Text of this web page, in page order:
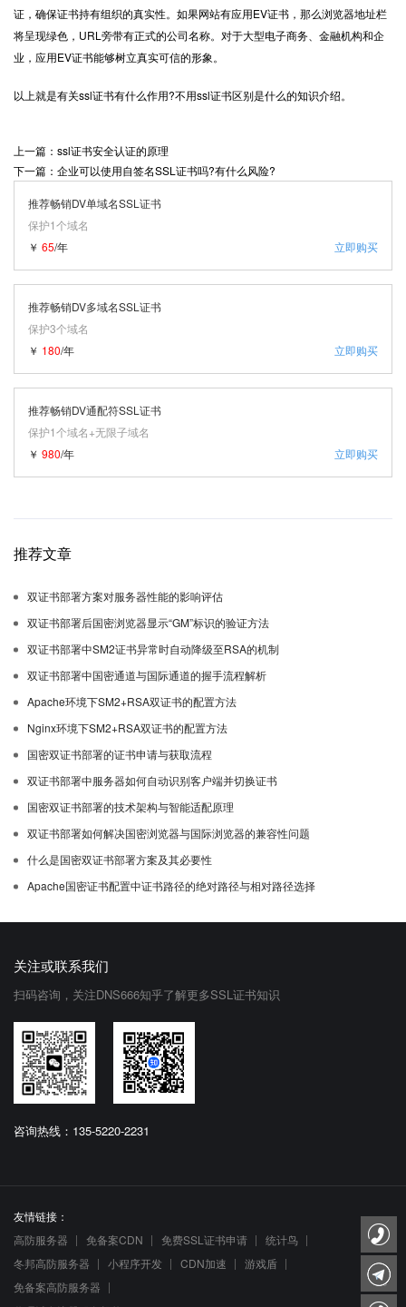
证，确保证书持有组织的真实性。如果网站有应用EV证书，那么浏览器地址栏
将呈现绿色，URL旁带有正式的公司名称。对于大型电子商务、金融机构和企
业，应用EV证书能够树立真实可信的形象。
以上就是有关ssl证书有什么作用?不用ssl证书区别是什么的知识介绍。
上一篇：ssl证书安全认证的原理
下一篇：企业可以使用自签名SSL证书吗?有什么风险?
推荐畅销DV单域名SSL证书
保护1个域名
立即购买
￥ 65/年
推荐畅销DV多域名SSL证书
保护3个域名
立即购买
￥ 180/年
推荐畅销DV通配符SSL证书
保护1个域名+无限子域名
立即购买
￥ 980/年
推荐文章
双证书部署方案对服务器性能的影响评估
双证书部署后国密浏览器显示“GM”标识的验证方法
双证书部署中SM2证书异常时自动降级至RSA的机制
双证书部署中国密通道与国际通道的握手流程解析
Apache环境下SM2+RSA双证书的配置方法
Nginx环境下SM2+RSA双证书的配置方法
国密双证书部署的证书申请与获取流程
双证书部署中服务器如何自动识别客户端并切换证书
国密双证书部署的技术架构与智能适配原理
双证书部署如何解决国密浏览器与国际浏览器的兼容性问题
什么是国密双证书部署方案及其必要性
Apache国密证书配置中证书路径的绝对路径与相对路径选择
关注或联系我们
扫码咨询，关注DNS666知乎了解更多SSL证书知识
咨询热线：135-5220-2231
友情链接：
高防服务器
免备案CDN 免费SSL证书申请
统计鸟
冬邦高防服务器
小程序开发 CDN加速
游戏盾
免备案高防服务器